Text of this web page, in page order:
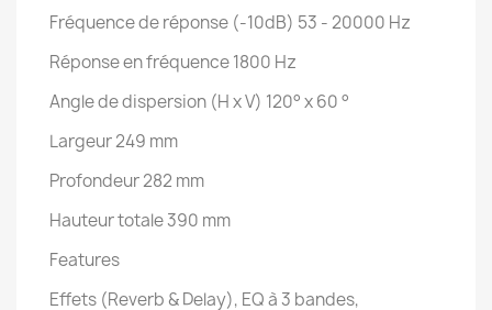
Fréquence de réponse (-10dB) 53 - 20000 Hz
Réponse en fréquence 1800 Hz
Angle de dispersion (H x V) 120° x 60 °
Largeur 249 mm
Profondeur 282 mm
Hauteur totale 390 mm
Features
Effets (Reverb & Delay), EQ à 3 bandes,